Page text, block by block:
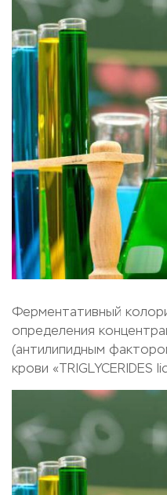
Ферментативный
определения
(антилипидным
крови «TRIGLYCERIDES